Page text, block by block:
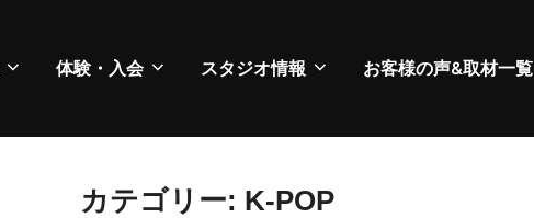
体験・入会 スタジオ情報 お客様の声&取材一覧
カテゴリー: K-POP